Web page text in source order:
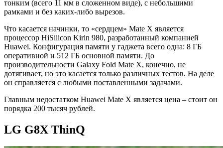
тонким (всего 11 мм в сложенном виде), с небольшими
рамками и без каких-либо вырезов.
Что касается начинки, то «сердцем» Mate X является
процессор HiSilicon Kirin 980, разработанный компанией
Huawei. Конфигурация памяти у гаджета всего одна: 8 ГБ
оперативной и 512 ГБ основной памяти. До
производительности Galaxy Fold Mate X, конечно, не
дотягивает, но это касается только различных тестов. На деле
он справляется с любыми поставленными задачами.
Главным недостатком Huawei Mate X является цена – стоит он
порядка 200 тысяч рублей.
LG G8X ThinQ